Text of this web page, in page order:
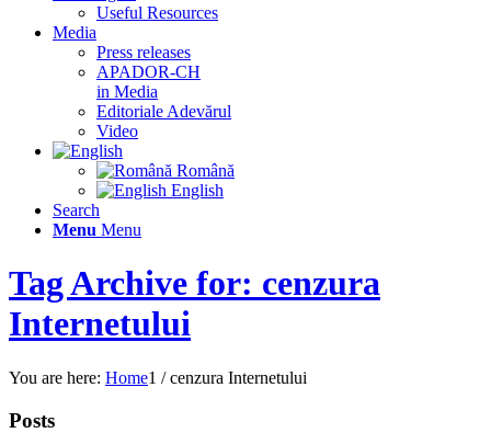
Useful Resources
Media
Press releases
APADOR-CH
in Media
Editoriale Adevărul
Video
Română
English
Search
Menu Menu
Tag Archive for: cenzura
Internetului
You are here: Home1 / cenzura Internetului
Posts